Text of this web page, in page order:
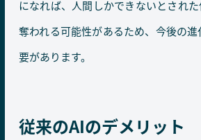
になれば、人間しかできないとされ
奪われる可能性があるため、今後の
要があります。
従来のAIのデメリット